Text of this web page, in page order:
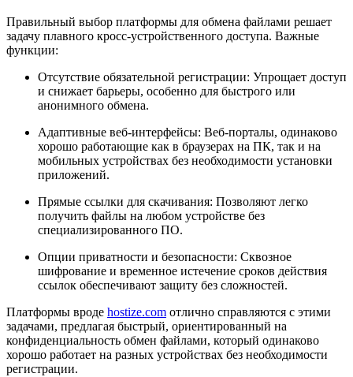
Правильный выбор платформы для обмена файлами решает
задачу плавного кросс-устройственного доступа. Важные
функции:
Отсутствие обязательной регистрации: Упрощает доступ
и снижает барьеры, особенно для быстрого или
анонимного обмена.
Адаптивные веб-интерфейсы: Веб-порталы, одинаково
хорошо работающие как в браузерах на ПК, так и на
мобильных устройствах без необходимости установки
приложений.
Прямые ссылки для скачивания: Позволяют легко
получить файлы на любом устройстве без
специализированного ПО.
Опции приватности и безопасности: Сквозное
шифрование и временное истечение сроков действия
ссылок обеспечивают защиту без сложностей.
Платформы вроде hostize.com отлично справляются с этими
задачами, предлагая быстрый, ориентированный на
конфиденциальность обмен файлами, который одинаково
хорошо работает на разных устройствах без необходимости
регистрации.